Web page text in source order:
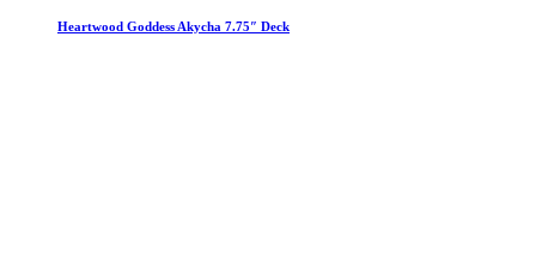
Heartwood Goddess Akycha 7.75″ Deck